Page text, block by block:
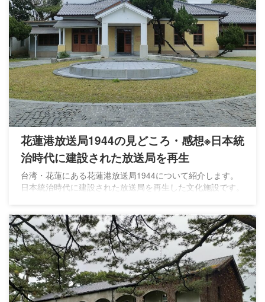
花蓮港放送局1944の見どころ・感想※日本統
治時代に建設された放送局を再生
台湾・花蓮にある花蓮港放送局1944について紹介します。
日本統治時代に建設された放送局を再生した文化施設です。